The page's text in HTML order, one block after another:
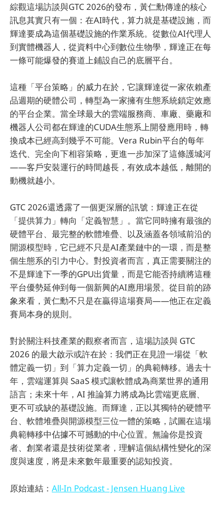
綜觀這場訪談與GTC 2026的發布，黃仁勳傳達的核心
訊息其實只有一個：在AI時代，算力就是基礎設施，而
輝達要成為這個基礎設施的作業系統。從數位AI代理人
到實體機器人，從資料中心到數位生物學，輝達正在每
一條可能爆發的賽道上鋪設自己的底層平台。
這種「平台策略」的威力在於，它讓輝達從一家依賴產
品週期的硬體公司，轉型為一家擁有生態系統鎖定效應
的平台企業。當全球最大的雲端服務商、車廠、藥廠和
機器人公司都在輝達的CUDA生態系上開發應用時，轉
換成本已經高到幾乎不可能。Vera Rubin平台的每年
迭代、完全向下相容策略，更進一步加深了這條護城河
——客戶安裝運行的時間越長，有效成本越低，離開的
動機就越小。
GTC 2026還透露了一個更深層的訊號：輝達正在從
「提供算力」轉向「定義智慧」。當它同時擁有最強的
硬體平台、最完整的軟體堆疊、以及涵蓋各領域前沿的
開源模型時，它已經不只是AI產業鏈中的一環，而是整
個生態系的引力中心。對投資者而言，真正需要關注的
不是輝達下一季的GPU出貨量，而是它能否持續將這種
平台優勢延伸到每一個新興的AI應用場景。從目前的跡
象來看，黃仁勳不只是在贏得這場賽局——他正在定義
賽局本身的規則。
對於關注科技產業的觀察者而言，這場訪談與 GTC
2026 的最大啟示或許在於：我們正在見證一場從「軟
體定義一切」到「算力定義一切」的典範轉移。過去十
年，雲端運算與 SaaS 模式讓軟體成為商業世界的通用
語言；未來十年，AI 推論算力將成為比雲端更底層、
更不可或缺的基礎設施。而輝達，正以其獨特的硬體平
台、軟體堆疊與開源模型三位一體的策略，試圖在這場
典範轉移中佔據不可撼動的中心位置。無論你是投資
者、創業者還是技術從業者，理解這個結構性變化的深
度與速度，將是未來數年最重要的認知投資。
原始連結： All-In Podcast - Jensen Huang Live